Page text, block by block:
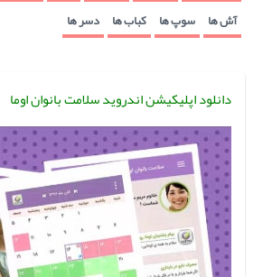
آش ها سوپ ها کباب ها دسر ها
دانلود اپلیکیشن اندروید سلامت بانوان اوما